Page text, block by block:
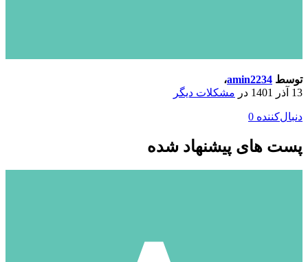
توسط amin2234،
13 آذر 1401
در مشکلات دیگر
دنبال‌کننده 0
پست های پیشنهاد شده